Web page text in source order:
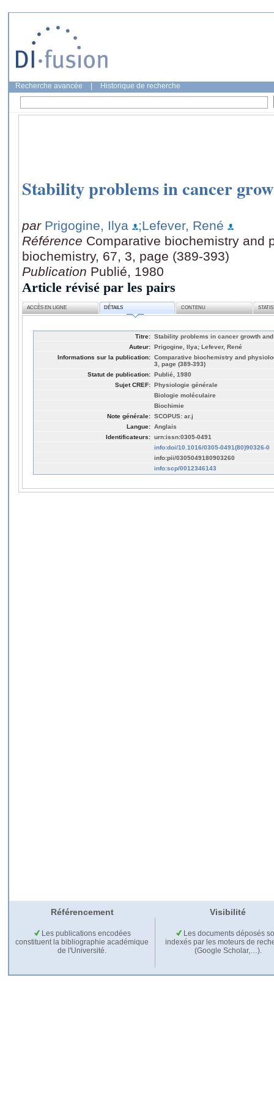
Recherche avancée Historique de recherche
Stability problems in cancer
par Prigogine, Ilya
;Lefever, René
Référence Comparative biochemistry and
biochemistry, 67, 3, page (389-393)
Publication Publié, 1980
Article révisé par les pairs
ACCÈS EN LIGNE DÉTAILS CONTENU
Titre: Stability problems in cancer growth
Auteur: Prigogine, Ilya; Lefever, René
Informations sur la publication: Comparative biochemistry and
3, page (389-393)
Statut de publication: Publié, 1980
Sujet CREF: Physiologie générale
Biologie moléculaire
Biochimie
Note générale: SCOPUS: ar.j
Langue: Anglais
Identificateurs: urn:issn:0305-0491
info:doi/10.1016/0305-0491(80)90326-0
info:pii/0305049180903260
info:scp/0012346143
Référencement Visibilité
Les publications encodées
constituent la bibliographie académique
de l'Université.
Les documents déposés
indexés par les moteurs de
(Google Scholar,…).